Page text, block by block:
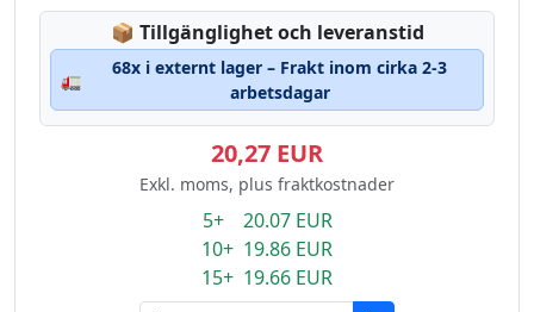
📦 Lagerstatus:
Tillgänglighet och leveranstid
🚛
68x i externt lager – Frakt inom cirka 2-3
arbetsdagar
20,27 EUR
Exkl. moms, plus fraktkostnader
5+ 20.07 EUR
10+ 19.86 EUR
15+ 19.66 EUR